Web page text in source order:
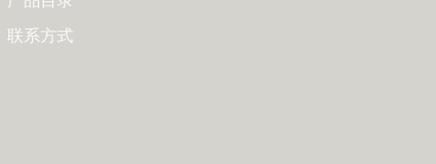
联系方式